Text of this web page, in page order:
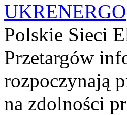
UKRENERGO
Polskie Sieci
Przetargów
rozpoczynają
na zdolności